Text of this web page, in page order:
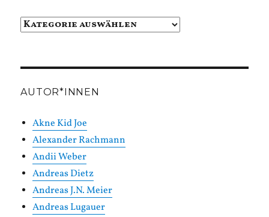
Beiträge
AUTOR*INNEN
Akne Kid Joe
Alexander Rachmann
Andii Weber
Andreas Dietz
Andreas J.N. Meier
Andreas Lugauer